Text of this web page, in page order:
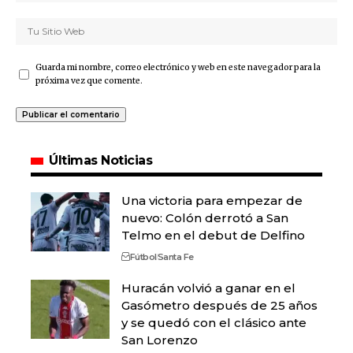
Guarda mi nombre, correo electrónico y web en este navegador para la
próxima vez que comente.
Últimas Noticias
Una victoria para empezar de
nuevo: Colón derrotó a San
Telmo en el debut de Delfino
FútbolSanta Fe
Huracán volvió a ganar en el
Gasómetro después de 25 años
y se quedó con el clásico ante
San Lorenzo